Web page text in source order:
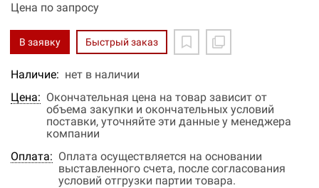
Цена по запросу
В заявку Быстрый заказ
Наличие: нет в наличии
Цена: Окончательная цена на товар зависит от
объема закупки и окончательных условий
поставки, уточняйте эти данные у менеджера
компании
Оплата: Оплата осуществляется на основании
выставленного счета, после согласования
условий отгрузки партии товара.